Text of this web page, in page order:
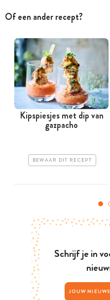
Of een ander recept?
Kipspiesjes met dip van
gazpacho
BEWAAR DIT RECEPT
Schrijf je in